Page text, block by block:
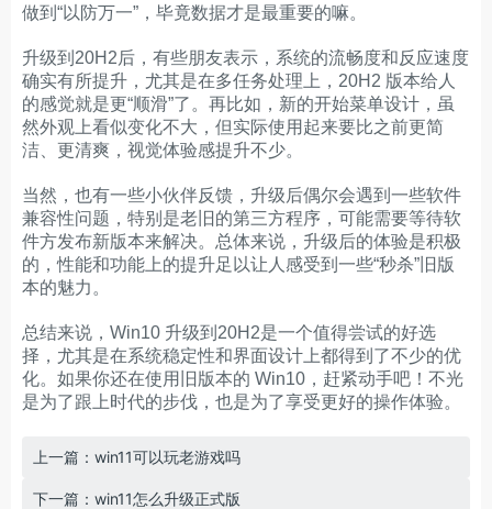
做到“以防万一”，毕竟数据才是最重要的嘛。
升级到20H2后，有些朋友表示，系统的流畅度和反应速度
确实有所提升，尤其是在多任务处理上，20H2 版本给人
的感觉就是更“顺滑”了。再比如，新的开始菜单设计，虽
然外观上看似变化不大，但实际使用起来要比之前更简
洁、更清爽，视觉体验感提升不少。
当然，也有一些小伙伴反馈，升级后偶尔会遇到一些软件
兼容性问题，特别是老旧的第三方程序，可能需要等待软
件方发布新版本来解决。总体来说，升级后的体验是积极
的，性能和功能上的提升足以让人感受到一些“秒杀”旧版
本的魅力。
总结来说，Win10 升级到20H2是一个值得尝试的好选
择，尤其是在系统稳定性和界面设计上都得到了不少的优
化。如果你还在使用旧版本的 Win10，赶紧动手吧！不光
是为了跟上时代的步伐，也是为了享受更好的操作体验。
上一篇：win11可以玩老游戏吗
下一篇：win11怎么升级正式版